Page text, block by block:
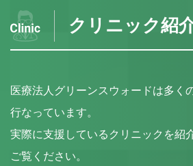
クリニック紹
医療法人グリーンスウォードは多く
行なっています。
実際に支援しているクリニックを紹
ご覧ください。